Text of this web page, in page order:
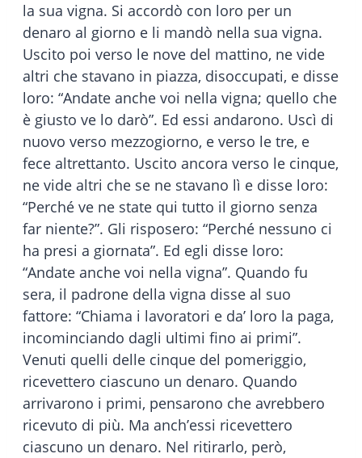
la sua vigna. Si accordò con loro per un
denaro al giorno e li mandò nella sua vigna.
Uscito poi verso le nove del mattino, ne vide
altri che stavano in piazza, disoccupati, e disse
loro: “Andate anche voi nella vigna; quello che
è giusto ve lo darò”. Ed essi andarono. Uscì di
nuovo verso mezzogiorno, e verso le tre, e
fece altrettanto. Uscito ancora verso le cinque,
ne vide altri che se ne stavano lì e disse loro:
“Perché ve ne state qui tutto il giorno senza
far niente?”. Gli risposero: “Perché nessuno ci
ha presi a giornata”. Ed egli disse loro:
“Andate anche voi nella vigna”. Quando fu
sera, il padrone della vigna disse al suo
fattore: “Chiama i lavoratori e da’ loro la paga,
incominciando dagli ultimi fino ai primi”.
Venuti quelli delle cinque del pomeriggio,
ricevettero ciascuno un denaro. Quando
arrivarono i primi, pensarono che avrebbero
ricevuto di più. Ma anch’essi ricevettero
ciascuno un denaro. Nel ritirarlo, però,